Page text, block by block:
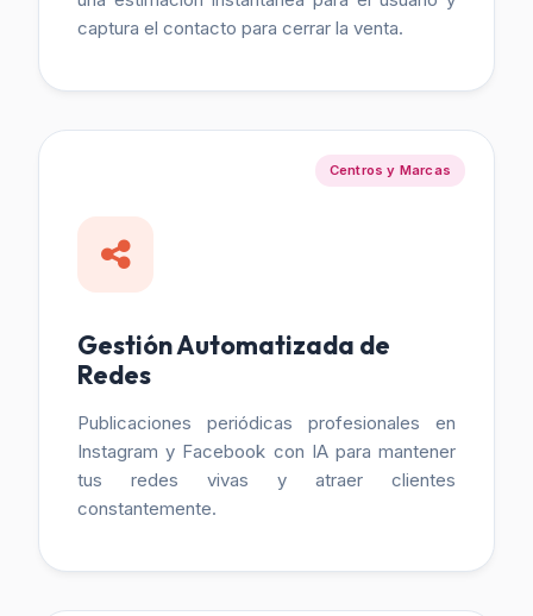
captura el contacto para cerrar la venta.
Centros y Marcas
Gestión Automatizada de
Redes
Publicaciones periódicas profesionales en
Instagram y Facebook con IA para mantener
tus redes vivas y atraer clientes
constantemente.